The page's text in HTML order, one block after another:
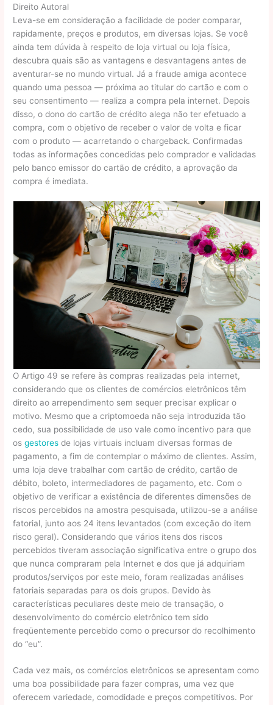
Direito Autoral
Leva-se em consideração a facilidade de poder comparar,
rapidamente, preços e produtos, em diversas lojas. Se você
ainda tem dúvida à respeito de loja virtual ou loja física,
descubra quais são as vantagens e desvantagens antes de
aventurar-se no mundo virtual. Já a fraude amiga acontece
quando uma pessoa — próxima ao titular do cartão e com o
seu consentimento — realiza a compra pela internet. Depois
disso, o dono do cartão de crédito alega não ter efetuado a
compra, com o objetivo de receber o valor de volta e ficar
com o produto — acarretando o chargeback. Confirmadas
todas as informações concedidas pelo comprador e validadas
pelo banco emissor do cartão de crédito, a aprovação da
compra é imediata.
O Artigo 49 se refere às compras realizadas pela internet,
considerando que os clientes de comércios eletrônicos têm
direito ao arrependimento sem sequer precisar explicar o
motivo. Mesmo que a criptomoeda não seja introduzida tão
cedo, sua possibilidade de uso vale como incentivo para que
osgestores de lojas virtuais incluam diversas formas de
pagamento, a fim de contemplar o máximo de clientes. Assim,
uma loja deve trabalhar com cartão de crédito, cartão de
débito, boleto, intermediadores de pagamento, etc. Com o
objetivo de verificar a existência de diferentes dimensões de
riscos percebidos na amostra pesquisada, utilizou-se a análise
fatorial, junto aos 24 itens levantados (com exceção do item
risco geral). Considerando que vários itens dos riscos
percebidos tiveram associação significativa entre o grupo dos
que nunca compraram pela Internet e dos que já adquiriam
produtos/serviços por este meio, foram realizadas análises
fatoriais separadas para os dois grupos. Devido às
características peculiares deste meio de transação, o
desenvolvimento do comércio eletrônico tem sido
freqüentemente percebido como o precursor do recolhimento
do “eu”.
Cada vez mais, os comércios eletrônicos se apresentam como
uma boa possibilidade para fazer compras, uma vez que
oferecem variedade, comodidade e preços competitivos. Por